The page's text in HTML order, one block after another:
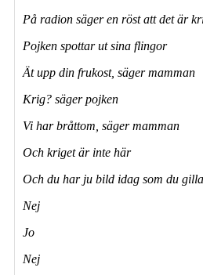
På radion säger en röst att det är
Pojken spottar ut sina flingor
Ät upp din frukost, säger mamman
Krig? säger pojken
Vi har bråttom, säger mamman
Och kriget är inte här
Och du har ju bild idag som du
Nej
Jo
Nej